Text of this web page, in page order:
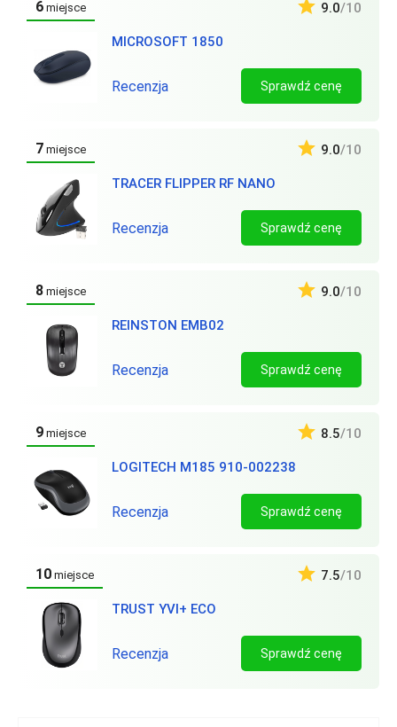
6 miejsce
MICROSOFT 1850
9.0/10
Recenzja Sprawdź cenę
7 miejsce
TRACER FLIPPER RF NANO
9.0/10
Recenzja Sprawdź cenę
8 miejsce
REINSTON EMB02
9.0/10
Recenzja Sprawdź cenę
9 miejsce
LOGITECH M185 910-002238
8.5/10
Recenzja Sprawdź cenę
10 miejsce
TRUST YVI+ ECO
7.5/10
Recenzja Sprawdź cenę